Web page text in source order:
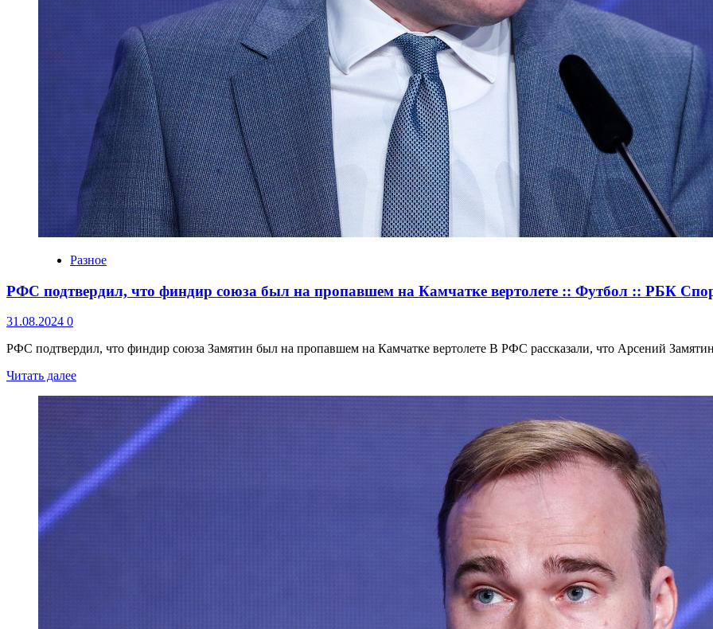
Разное
РФС подтвердил, что финдир союза был на пропавшем на Камчатке вертолете :: Футбол :: РБК
31.08.2024 0
РФС подтвердил, что финдир союза Замятин был на пропавшем на Камчатке вертолете В РФС рассказали, что Арсений
Читать далее